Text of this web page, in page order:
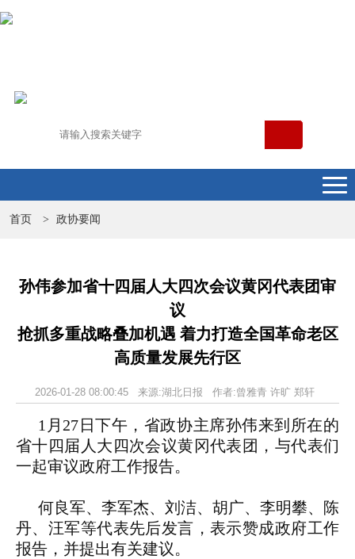
首页 > 政协要闻
孙伟参加省十四届人大四次会议黄冈代表团审
议
抢抓多重战略叠加机遇 着力打造全国革命老区
高质量发展先行区
2026-01-28 08:00:45 来源:湖北日报 作者:曾雅青 许旷 郑轩
1月27日下午，省政协主席孙伟来到所在的
省十四届人大四次会议黄冈代表团，与代表们
一起审议政府工作报告。
何良军、李军杰、刘洁、胡广、李明攀、陈
丹、汪军等代表先后发言，表示赞成政府工作
报告，并提出有关建议。